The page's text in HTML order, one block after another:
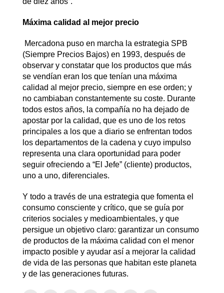
Máxima calidad al mejor precio
Mercadona puso en marcha la estrategia SPB
(Siempre Precios Bajos) en 1993, después de
observar y constatar que los productos que más
se vendían eran los que tenían una máxima
calidad al mejor precio, siempre en ese orden; y
no cambiaban constantemente su coste. Durante
todos estos años, la compañía no ha dejado de
apostar por la calidad, que es uno de los retos
principales a los que a diario se enfrentan todos
los departamentos de la cadena y cuyo impulso
representa una clara oportunidad para poder
seguir ofreciendo a “El Jefe” (cliente) productos,
uno a uno, diferenciales.
Y todo a través de una estrategia que fomenta el
consumo consciente y crítico, que se guía por
criterios sociales y medioambientales, y que
persigue un objetivo claro: garantizar un consumo
de productos de la máxima calidad con el menor
impacto posible y ayudar así a mejorar la calidad
de vida de las personas que habitan este planeta
y de las generaciones futuras.